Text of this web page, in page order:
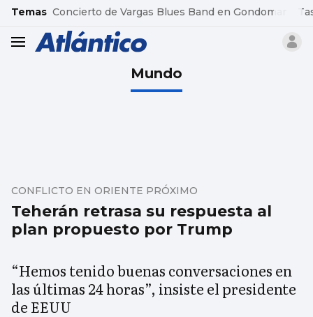
common.go-to-content
Temas Concierto de Vargas Blues Band en Gondomar
header.menu.open
Mundo
Teherán retrasa su respuesta al
plan propuesto por Trump
CONFLICTO EN ORIENTE PRÓXIMO
“Hemos tenido buenas conversaciones en
las últimas 24 horas”, insiste el presidente
de EEUU